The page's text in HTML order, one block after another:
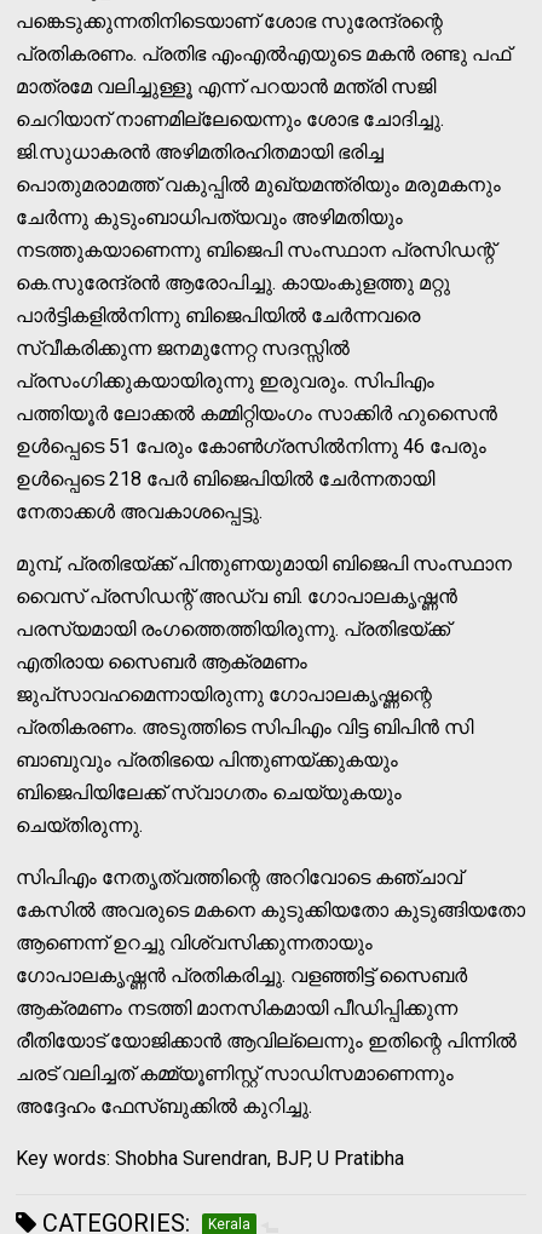
പങ്കെടുക്കുന്നതിനിടെയാണ് ശോഭ സുരേന്ദ്രന്റെ
പ്രതികരണം. പ്രതിഭ എംഎല്‍എയുടെ മകന്‍ രണ്ടു പഫ്
മാത്രമേ വലിച്ചുള്ളൂ എന്ന് പറയാന്‍ മന്ത്രി സജി
ചെറിയാന് നാണമില്ലേയെന്നും ശോഭ ചോദിച്ചു.
ജി.സുധാകരന്‍ അഴിമതിരഹിതമായി ഭരിച്ച
പൊതുമരാമത്ത് വകുപ്പില്‍ മുഖ്യമന്ത്രിയും മരുമകനും
ചേര്‍ന്നു കുടുംബാധിപത്യവും അഴിമതിയും
നടത്തുകയാണെന്നു ബിജെപി സംസ്ഥാന പ്രസിഡന്റ്
കെ.സുരേന്ദ്രന്‍ ആരോപിച്ചു. കായംകുളത്തു മറ്റു
പാര്‍ട്ടികളില്‍നിന്നു ബിജെപിയില്‍ ചേര്‍ന്നവരെ
സ്വീകരിക്കുന്ന ജനമുന്നേറ്റ സദസ്സില്‍
പ്രസംഗിക്കുകയായിരുന്നു ഇരുവരും. സിപിഎം
പത്തിയൂര്‍ ലോക്കല്‍ കമ്മിറ്റിയംഗം സാക്കിര്‍ ഹുസൈന്‍
ഉള്‍പ്പെടെ 51 പേരും കോണ്‍ഗ്രസില്‍നിന്നു 46 പേരും
ഉള്‍പ്പെടെ 218 പേര്‍ ബിജെപിയില്‍ ചേര്‍ന്നതായി
നേതാക്കള്‍ അവകാശപ്പെട്ടു.
മുമ്പ്, പ്രതിഭയ്ക്ക് പിന്തുണയുമായി ബിജെപി സംസ്ഥാന
വൈസ് പ്രസിഡന്റ് അഡ്വ ബി. ഗോപാലകൃഷ്ണന്‍
പരസ്യമായി രംഗത്തെത്തിയിരുന്നു. പ്രതിഭയ്ക്ക്
എതിരായ സൈബര്‍ ആക്രമണം
ജുപ്‌സാവഹമെന്നായിരുന്നു ഗോപാലകൃഷ്ണന്റെ
പ്രതികരണം. അടുത്തിടെ സിപിഎം വിട്ട ബിപിന്‍ സി
ബാബുവും പ്രതിഭയെ പിന്തുണയ്ക്കുകയും
ബിജെപിയിലേക്ക് സ്വാഗതം ചെയ്യുകയും
ചെയ്തിരുന്നു.
സിപിഎം നേതൃത്വത്തിന്റെ അറിവോടെ കഞ്ചാവ്
കേസില്‍ അവരുടെ മകനെ കുടുക്കിയതോ കുടുങ്ങിയതോ
ആണെന്ന് ഉറച്ചു വിശ്വസിക്കുന്നതായും
ഗോപാലകൃഷ്ണന്‍ പ്രതികരിച്ചു. വളഞ്ഞിട്ട് സൈബര്‍
ആക്രമണം നടത്തി മാനസികമായി പീഡിപ്പിക്കുന്ന
രീതിയോട് യോജിക്കാന്‍ ആവില്ലെന്നും ഇതിന്റെ പിന്നില്‍
ചരട് വലിച്ചത് കമ്മ്യൂണിസ്റ്റ് സാഡിസമാണെന്നും
അദ്ദേഹം ഫേസ്ബുക്കില്‍ കുറിച്ചു.
Key words: Shobha Surendran, BJP, U Pratibha
CATEGORIES: Kerala